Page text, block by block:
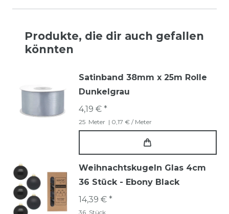
Produkte, die dir auch gefallen
könnten
Satinband 38mm x 25m Rolle
Dunkelgrau
4,19 € *
25 Meter | 0,17 € / Meter
Weihnachtskugeln Glas 4cm
36 Stück - Ebony Black
14,39 € *
36 Stück